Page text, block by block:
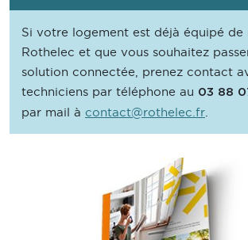
Si votre logement est déjà équipé de
Rothelec et que vous souhaitez
solution connectée, prenez contact
techniciens par téléphone au 03 88
par mail à contact@rothelec.fr